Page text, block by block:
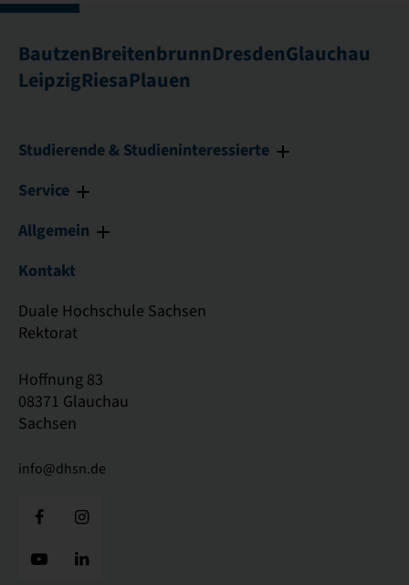
BautzenBreitenbrunnDresdenGlauchau
LeipzigRiesaPlauen
Studierende & Studieninteressierte
Service
Allgemein
Kontakt
Duale Hochschule Sachsen
Rektorat
Hoffnung 83
08371 Glauchau
Sachsen
info@dhsn.de